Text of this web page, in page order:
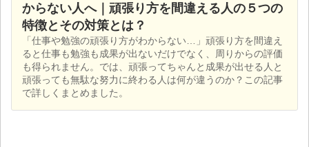
からない人へ｜頑張り方を間違える人の５つの
特徴とその対策とは？
「仕事や勉強の頑張り方がわからない…」頑張り方を間違え
ると仕事も勉強も成果が出ないだけでなく、周りからの評価
も得られません。では、頑張ってちゃんと成果が出せる人と
頑張っても無駄な努力に終わる人は何が違うのか？この記事
で詳しくまとめました。